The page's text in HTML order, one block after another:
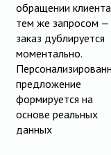
обращении
тем же запросом —
заказ дублируется
моментально.
предложение
формируется на
основе реальных
данных